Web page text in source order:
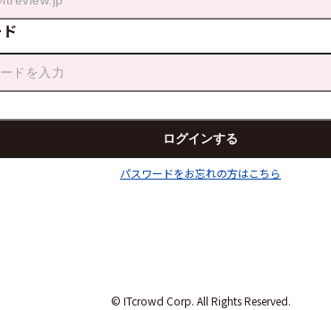
パスワードをお忘れの方はこちら
© ITcrowd Corp. All Rights Reserved.